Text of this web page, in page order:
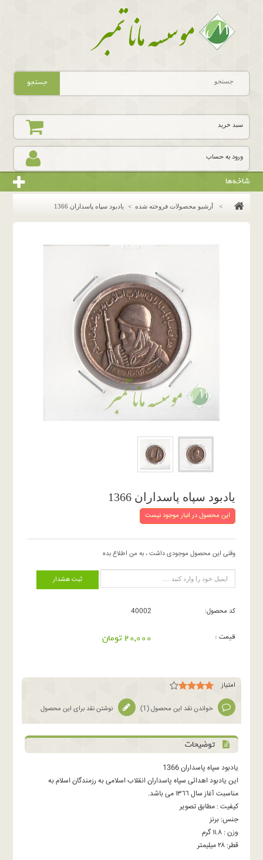
ورود به حساب
سبد خرید
جستجو
شاخه‌ها
> آرشیو محصولات فروخته شده > يادبود سپاه پاسداران 1366
يادبود سپاه پاسداران 1366
این محصول در انبار موجود نیست
وقتی این محصول موجودی داشت ، به من اطلاع بده
ثبت هشدار
کد محصول: 40002
قیمت : 20,000 تومان
امتیاز
خواندن نقد این محصول (1
) نوشتن نقد برای این محصول
توضیحات
يادبود سپاه پاسداران 1366
اين يادبود اهدائى سپاه پاسداران انقلاب اسلامى به رزمندگان اسلام به
مناسبت آغاز سال ١٣٦٦ مى باشد.
کیفیت : مطابق تصویر
جنس: برنز
وزن : ١١.٨ گرم
قطر: ٢٨ ميليمتر